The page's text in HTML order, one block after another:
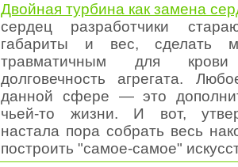
Двойная турбина как замена
сердец разработчики
габариты и вес, сделать
травматичным для
долговечность агрегата.
данной сфере — это
чьей-то жизни. И вот,
настала пора собрать весь
построить "самое-самое"